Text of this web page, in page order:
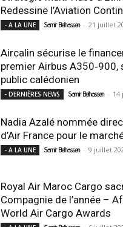
Redessine l’Aviation
- A LA UNE Samir Belhassen - 21 juillet
Aircalin sécurise le
premier Airbus A350‑900,
public calédonien
- DERNIÈRES NEWS Samir Belhassen - 14
Nadia Azalé nommée
d’Air France pour le
- A LA UNE Samir Belhassen - 9 juillet
Royal Air Maroc Cargo
Compagnie de l’année –
World Air Cargo Awards